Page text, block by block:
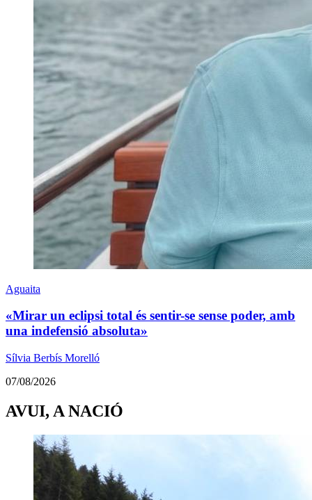
Aguaita
«Mirar un eclipsi total és sentir-se sense poder, amb
una indefensió absoluta»
Sílvia Berbís Morelló
07/08/2026
AVUI, A NACIÓ